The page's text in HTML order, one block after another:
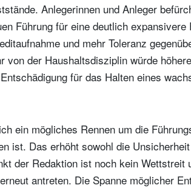
Anlegerinnen und Anleger
Führung für eine deutlich
und mehr Toleranz
von der Haushaltsdisziplin würde
für das Halten eines
ein mögliches Rennen um die
ist. Das erhöht sowohl die
der Redaktion ist noch kein Wettstreit
antreten. Die Spanne möglicher
Vorname Name